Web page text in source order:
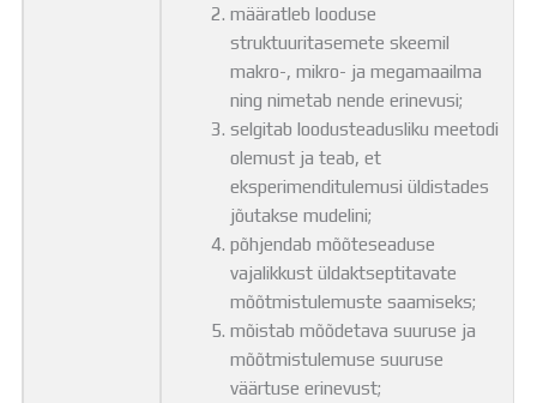
määratleb looduse
struktuuritasemete skeemil
makro-, mikro- ja megamaailma
ning nimetab nende erinevusi;
selgitab loodusteadusliku meetodi
olemust ja teab, et
eksperimenditulemusi üldistades
jõutakse mudelini;
põhjendab mõõteseaduse
vajalikkust üldaktseptitavate
mõõtmistulemuste saamiseks;
mõistab mõõdetava suuruse ja
mõõtmistulemuse suuruse
väärtuse erinevust;